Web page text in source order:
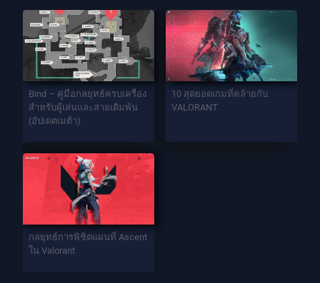
Bind – คู่มือกลยุทธ์ครบเครื่อง
สำหรับผู้เล่นและสายเดิมพัน
(อัปเดตเมต้า)
10 สุดยอดเกมที่คล้ายกับ
VALORANT
กลยุทธ์การพิชิตแผนที่ Ascent
ใน Valorant